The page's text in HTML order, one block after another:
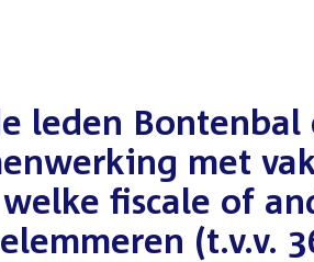
leden Bontenbal
met
fiscale of
(t.v.v.